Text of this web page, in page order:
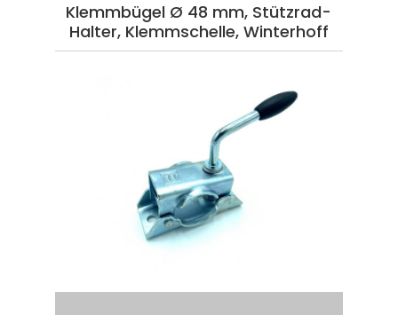
Klemmbügel Ø 48 mm, Stützrad-
Halter, Klemmschelle, Winterhoff